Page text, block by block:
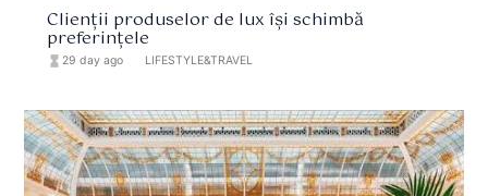
Clienții produselor de lux își schimbă
preferințele
hourglass_full 29 day ago LIFESTYLE&TRAVEL